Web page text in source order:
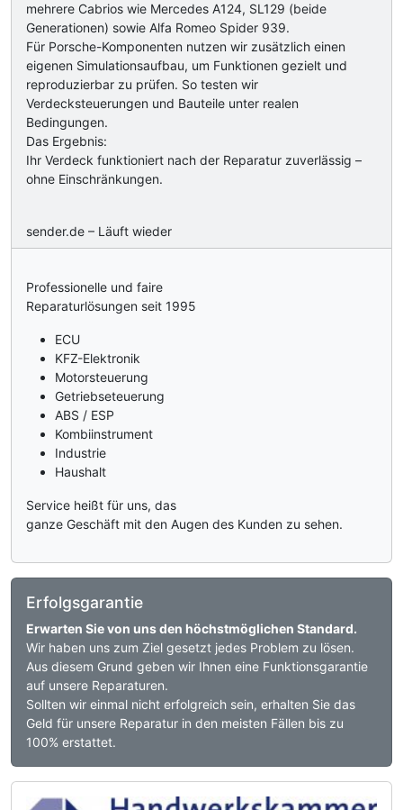
mehrere Cabrios wie Mercedes A124, SL129 (beide
Generationen) sowie Alfa Romeo Spider 939.
Für Porsche-Komponenten nutzen wir zusätzlich einen
eigenen Simulationsaufbau, um Funktionen gezielt und
reproduzierbar zu prüfen. So testen wir
Verdecksteuerungen und Bauteile unter realen
Bedingungen.
Das Ergebnis:
Ihr Verdeck funktioniert nach der Reparatur zuverlässig –
ohne Einschränkungen.
sender.de – Läuft wieder
Professionelle und faire
Reparaturlösungen seit 1995
ECU
KFZ-Elektronik
Motorsteuerung
Getriebseteuerung
ABS / ESP
Kombiinstrument
Industrie
Haushalt
Service heißt für uns, das
ganze Geschäft mit den Augen des Kunden zu sehen.
Erfolgsgarantie
Erwarten Sie von uns den höchstmöglichen Standard.
Wir haben uns zum Ziel gesetzt jedes Problem zu lösen.
Aus diesem Grund geben wir Ihnen eine Funktionsgarantie
auf unsere Reparaturen.
Sollten wir einmal nicht erfolgreich sein, erhalten Sie das
Geld für unsere Reparatur in den meisten Fällen bis zu
100% erstattet.